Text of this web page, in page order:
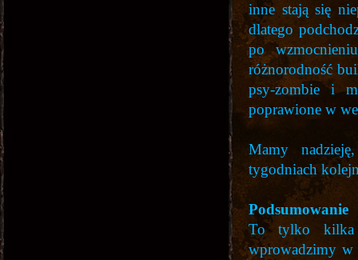
inne stają się
dlatego
po
różnorodność
psy-zombie i
poprawione w
Mamy
tygodniach
Podsumowanie
To tylko kilka
wprowadzimy w